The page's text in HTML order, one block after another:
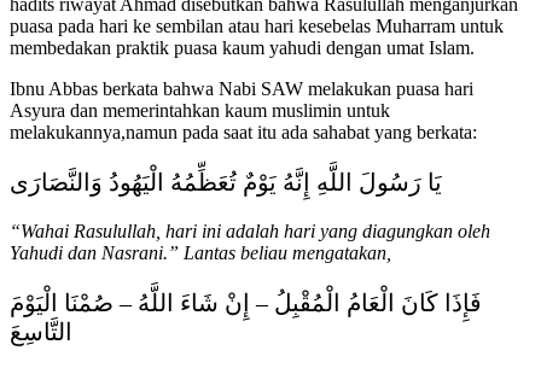
hadits riwayat Ahmad disebutkan bahwa Rasulullah menganjurkan
puasa pada hari ke sembilan atau hari kesebelas Muharram untuk
membedakan praktik puasa kaum yahudi dengan umat Islam.
Ibnu Abbas berkata bahwa Nabi SAW melakukan puasa hari
Asyura dan memerintahkan kaum muslimin untuk
melakukannya,namun pada saat itu ada sahabat yang berkata:
يَا رَسُولَ اللَّهِ إِنَّهُ يَوْمٌ تُعَظِّمُهُ الْيَهُودُ وَالنَّصَارَى
“Wahai Rasulullah, hari ini adalah hari yang diagungkan oleh
Yahudi dan Nasrani.” Lantas beliau mengatakan,
فَإِذَا كَانَ الْعَامُ الْمُقْبِلُ – إِنْ شَاءَ اللَّهُ – صُمْنَا الْيَوْمَ
التَّاسِعَ